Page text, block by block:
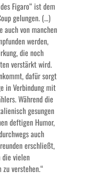
Figaro“ ist dem
gelungen. (…)
auch von manchen
werden,
die noch
verstärkt wird.
dafür sorgt
in Verbindung mit
Während die
gesungen
deftigen Humor,
auch
erschließt,
die vielen
verstehen.“